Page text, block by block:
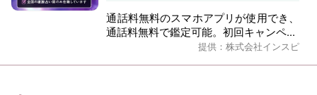
通話料無料のスマホアプリが使用でき、
通話料無料で鑑定可能。初回キャンペ...
提供：株式会社インスピ